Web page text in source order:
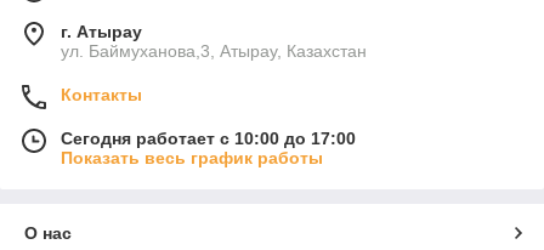
г. Атырау
ул. Баймуханова,3, Атырау, Казахстан
Контакты
Сегодня работает с 10:00 до 17:00
Показать весь график работы
О нас